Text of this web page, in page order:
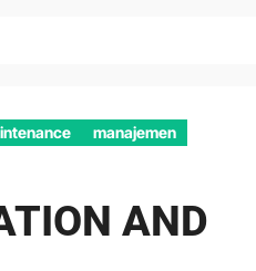
manajemen
AND